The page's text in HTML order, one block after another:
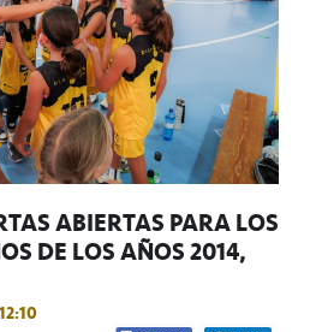
ABIERTAS PARA LOS
DE LOS AÑOS 2014,